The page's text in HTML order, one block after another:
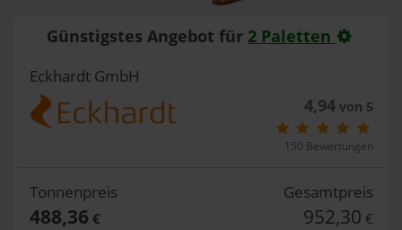
Günstigstes Angebot für 2 Paletten
Eckhardt GmbH
4,94von 5
150 Bewertungen
Tonnenpreis
488,36 €
Gesamtpreis
952,30 €